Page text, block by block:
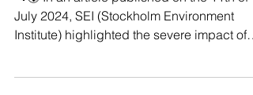
Low Income Communities:
Exploring Klong Toey in